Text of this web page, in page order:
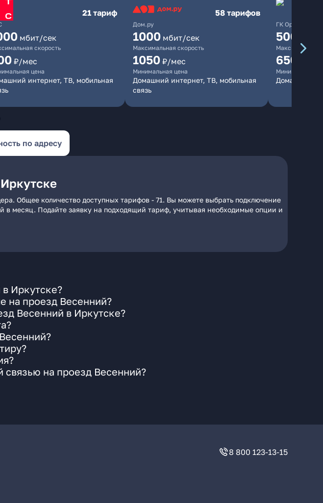
21 тариф
мбит/сек
скорость
₽/мес
цена
интернет, ТВ, мобильная
Дом.ру
58 тарифов
1000 мбит/сек
Максимальная скорость
1050 ₽/мес
Минимальная цена
Домашний интернет, ТВ, мобильная
связь
ГК Орион
500
Максимальная
650
Минимальная
Домашний
по адресу
Общее количество доступных тарифов - 71. Вы можете выбрать подключение
месяц. Подайте заявку на подходящий тариф, учитывая необходимые опции и
Иркутске?
на проезд Весенний?
Весенний в Иркутске?
на проезд Весенний?
8 800 123-13-15